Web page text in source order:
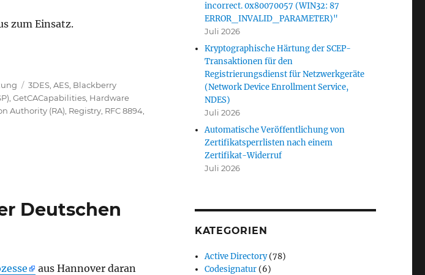
zum Einsatz.
für Netzwerkgeräte (Network Device Enrollment Service, NDES)“
Schlagwörter
3DES ,AES Blackberry
,GetCACapabilities Hardware
Authority (RA) Registry RFC 8894
Deutschen
aus Hannover daran
incorrect. 0x80070057 (WIN32: 87
ERROR_INVALID_PARAMETER)"
Juli 2026
Kryptographische Härtung der SCEP-
Transaktionen für den
Registrierungsdienst für Netzwerkgeräte
(Network Device Enrollment Service,
NDES)
Juli 2026
Automatische Veröffentlichung von
Zertifikatsperrlisten nach einem
Zertifikat-Widerruf
Juli 2026
KATEGORIEN
Active Directory(78)
Codesignatur (6)